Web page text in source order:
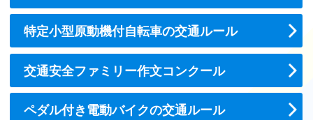
特定小型原動機付自転車の交通ルール
交通安全ファミリー作文コンクール
ペダル付き電動バイクの交通ルール